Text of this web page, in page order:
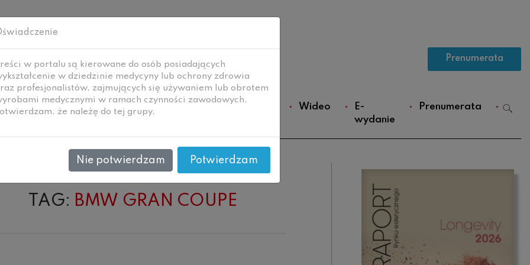
Prenumerata
Technologie i
materiały
Wideo
E-
wydanie
Prenumerata
TAG: BMW GRAN COUPE
Treści w portalu są kierowane do osób posiadających
w dziedzinie medycyny lub ochrony zdrowia
profesjonalistów, zajmujących się używaniem lub obrotem
medycznymi w ramach czynności zawodowych.
że należę do tej grupy.
Nie potwierdzam Potwierdzam